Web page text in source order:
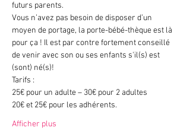
futurs parents.
Vous n’avez pas besoin de disposer d’un
moyen de portage, la porte-bébé-thèque est là
pour ça ! Il est par contre fortement conseillé
de venir avec son ou ses enfants s'il(s) est
(sont) né(s)!
Tarifs :
25€ pour un adulte – 30€ pour 2 adultes
20€ et 25€ pour les adhérents.
Afficher plus